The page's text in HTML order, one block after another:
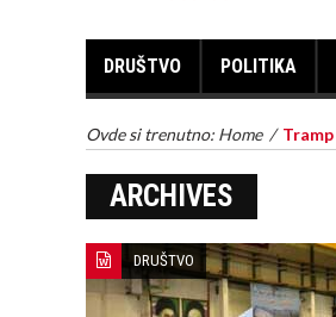
DRUŠTVO POLITIKA
Ovde si trenutno: Home / Tramp
ARCHIVES
DRUŠTVO